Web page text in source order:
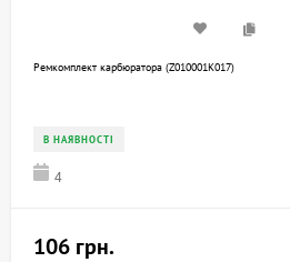
Ремкомплект карбюратора (Z010001K017)
В НАЯВНОСТІ
4
106 грн.